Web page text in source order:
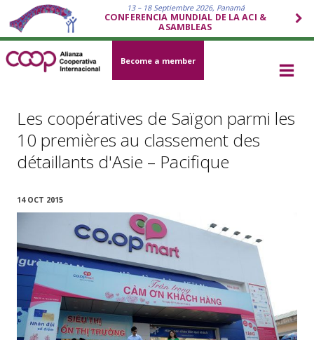
13 – 18 Septiembre 2026, Panamá
CONFERENCIA MUNDIAL DE LA ACI &
ASAMBLEAS
Become a member
Les coopératives de Saïgon parmi les
10 premières au classement des
détaillants d'Asie – Pacifique
14 OCT 2015